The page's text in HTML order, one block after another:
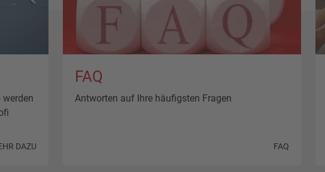
DAZU
FAQ
Antworten auf Ihre häufigsten Fragen
FAQ